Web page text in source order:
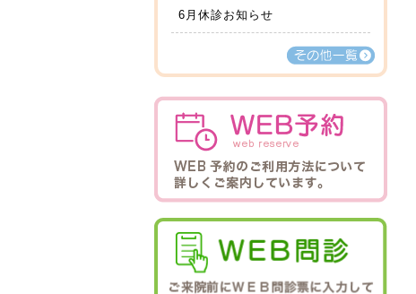
6月休診お知らせ